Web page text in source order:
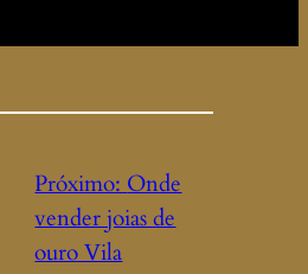
Próximo: Onde
vender joias de
ouro Vila